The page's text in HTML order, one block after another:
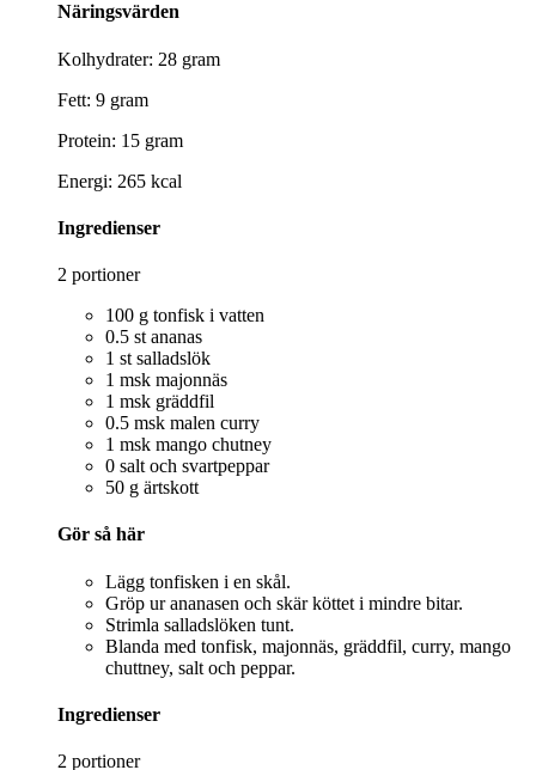
Näringsvärden
Kolhydrater: 28 gram
Fett: 9 gram
Protein: 15 gram
Energi: 265 kcal
Ingredienser
2 portioner
100 g tonfisk i vatten
0.5 st ananas
1 st salladslök
1 msk majonnäs
1 msk gräddfil
0.5 msk malen curry
1 msk mango chutney
0 salt och svartpeppar
50 g ärtskott
Gör så här
Lägg tonfisken i en skål.
Gröp ur ananasen och skär köttet i mindre bitar.
Strimla salladslöken tunt.
Blanda med tonfisk, majonnäs, gräddfil, curry, mango
chuttney, salt och peppar.
Ingredienser
2 portioner